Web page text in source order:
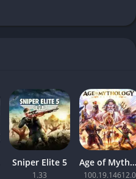
Sniper Elite 5
1.33
Age of Mythology: Retold
100.19.14612.0